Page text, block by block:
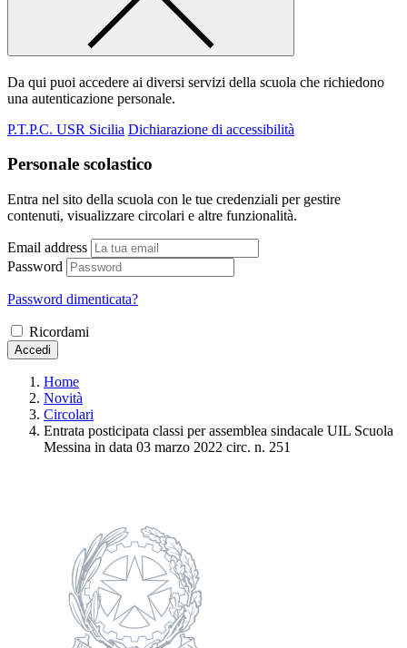
Da qui puoi accedere ai diversi servizi della scuola che richiedono
una autenticazione personale.
P.T.P.C. USR Sicilia Dichiarazione di accessibilità
Personale scolastico
Entra nel sito della scuola con le tue credenziali per gestire
contenuti, visualizzare circolari e altre funzionalità.
Email address
Password
Password dimenticata?
Ricordami
Accedi
Home
Novità
Circolari
Entrata posticipata classi per assemblea sindacale UIL Scuola
Messina in data 03 marzo 2022 circ. n. 251